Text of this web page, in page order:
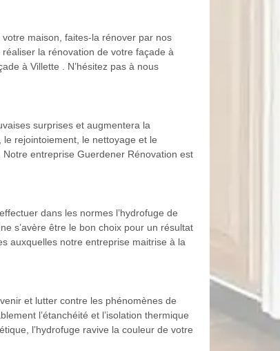
votre maison, faites-la rénover par nos
la rénovation de votre façade à
à Villette . N’hésitez pas à nous
surprises et augmentera la
rejointoiement, le nettoyage et le
entreprise Guerdener Rénovation est
dans les normes l’hydrofuge de
s’avère être le bon choix pour un résultat
auxquelles notre entreprise maitrise à la
et lutter contre les phénomènes de
l’étanchéité et l’isolation thermique
l’hydrofuge ravive la couleur de votre